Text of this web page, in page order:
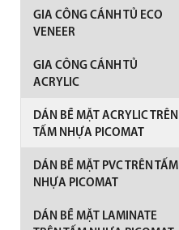
GIA CÔNG CÁNH TỦ ECO
VENEER
GIA CÔNG CÁNH TỦ
ACRYLIC
DÁN BỀ MẶT ACRYLIC TRÊN
TẤM NHỰA PICOMAT
DÁN BỀ MẶT PVC TRÊN TẤM
NHỰA PICOMAT
DÁN BỀ MẶT LAMINATE